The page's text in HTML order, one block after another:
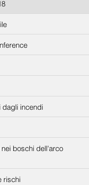
dagli incendi
boschi dell'arco
rischi